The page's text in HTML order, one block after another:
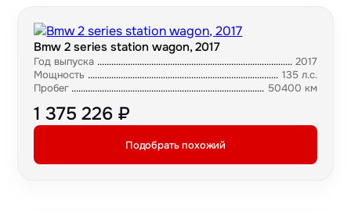
Bmw 2 series station wagon, 2017
Год выпуска
2017
Мощность
135 л.с.
Пробег
50400 км
1 375 226 ₽
Подобрать похожий